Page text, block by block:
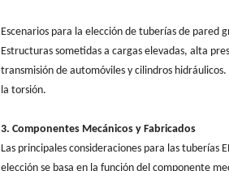
Escenarios para la elección de tuberías de pared
Estructuras sometidas a cargas elevadas, alta
transmisión de automóviles y cilindros
la torsión.
3. Componentes Mecánicos y Fabricados
Las principales consideraciones para las tuberías
elección se basa en la función del componente